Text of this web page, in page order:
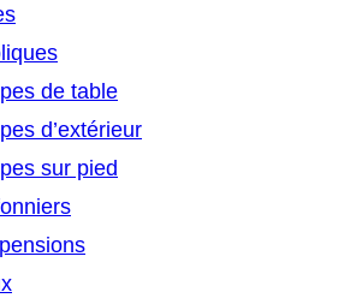
de table
d’extérieur
sur pied